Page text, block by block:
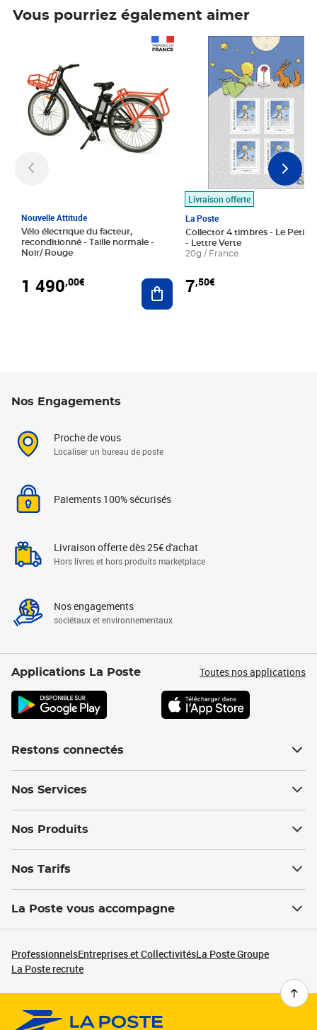
Vous pourriez également aimer
Nouvelle Attitude
Vélo électrique du facteur,
reconditionné - Taille normale -
Noir/ Rouge
1 490,00€ Ajouter au panier
Livraison offerte
La Poste
Collector 4 timbres - Le Petit
- Lettre Verte
20g / France
7,50€
Prix 7,50€
Nos Engagements
Proche de vous
Localiser un bureau de poste
Paiements 100% sécurisés
Livraison offerte dès 25€ d'achat
Hors livres et hors produits marketplace
Nos engagements
sociétaux et environnementaux
Applications La Poste Toutes nos applications
Restons connectés
Nos Services
Nos Produits
Nos Tarifs
La Poste vous accompagne
ProfessionnelsEntreprises et CollectivitésLa Poste Groupe
La Poste recrute